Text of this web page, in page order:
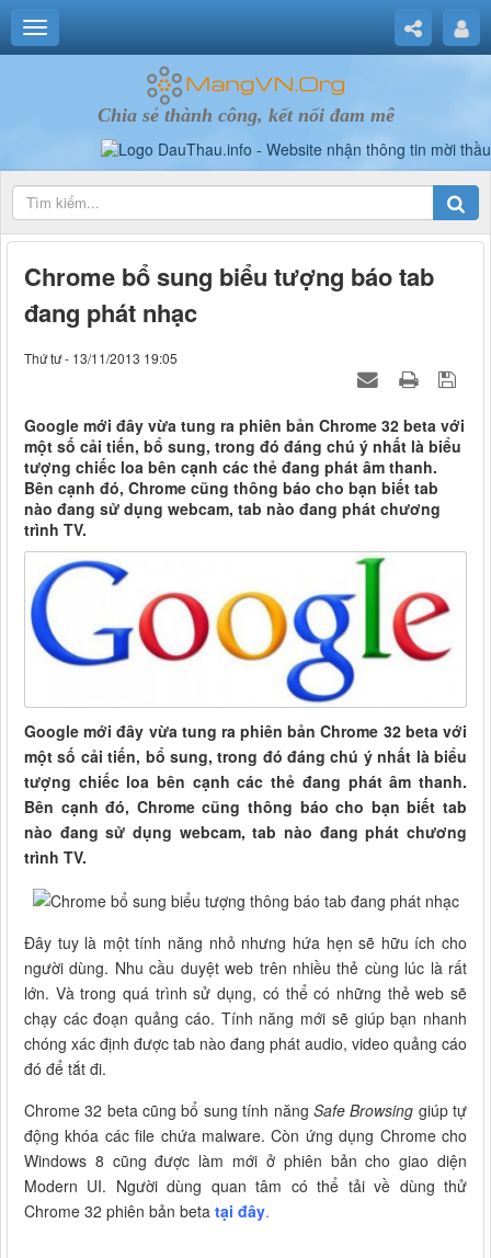
Chia sẻ thành công, kết nối đam mê
Chrome bổ sung biểu tượng báo tab
đang phát nhạc
Thứ tư - 13/11/2013 19:05
Google mới đây vừa tung ra phiên bản Chrome 32 beta với
một số cải tiến, bổ sung, trong đó đáng chú ý nhất là biểu
tượng chiếc loa bên cạnh các thẻ đang phát âm thanh.
Bên cạnh đó, Chrome cũng thông báo cho bạn biết tab
nào đang sử dụng webcam, tab nào đang phát chương
trình TV.
Google mới đây vừa tung ra phiên bản Chrome 32 beta với
một số cải tiến, bổ sung, trong đó đáng chú ý nhất là biểu
tượng chiếc loa bên cạnh các thẻ đang phát âm thanh.
Bên cạnh đó, Chrome cũng thông báo cho bạn biết tab
nào đang sử dụng webcam, tab nào đang phát chương
trình TV.
Đây tuy là một tính năng nhỏ nhưng hứa hẹn sẽ hữu ích cho
người dùng. Nhu cầu duyệt web trên nhiều thẻ cùng lúc là rất
lớn. Và trong quá trình sử dụng, có thể có những thẻ web sẽ
chạy các đoạn quảng cáo. Tính năng mới sẽ giúp bạn nhanh
chóng xác định được tab nào đang phát audio, video quảng cáo
đó để tắt đi.
Chrome 32 beta cũng bổ sung tính năng Safe Browsing giúp tự
động khóa các file chứa malware. Còn ứng dụng Chrome cho
Windows 8 cũng được làm mới ở phiên bản cho giao diện
Modern UI. Người dùng quan tâm có thể tải về dùng thử
Chrome 32 phiên bản beta tại đây.